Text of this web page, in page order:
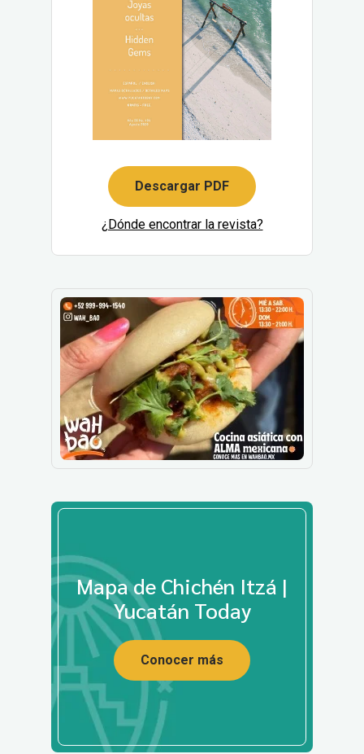
Descargar PDF
¿Dónde encontrar la revista?
Mapa de Chichén Itzá |
Yucatán Today
Conocer más